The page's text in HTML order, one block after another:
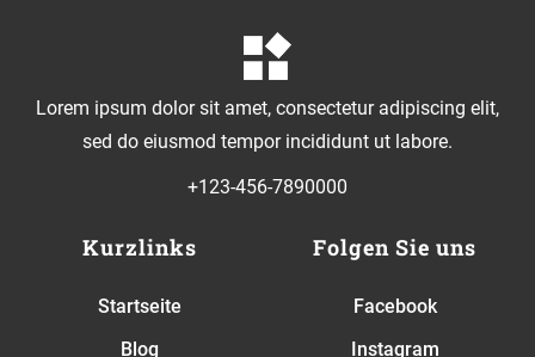
Lorem ipsum dolor sit amet, consectetur adipiscing elit,
sed do eiusmod tempor incididunt ut labore.
+123-456-7890000
Kurzlinks
Startseite
Blog
Folgen Sie uns
Facebook
Instagram